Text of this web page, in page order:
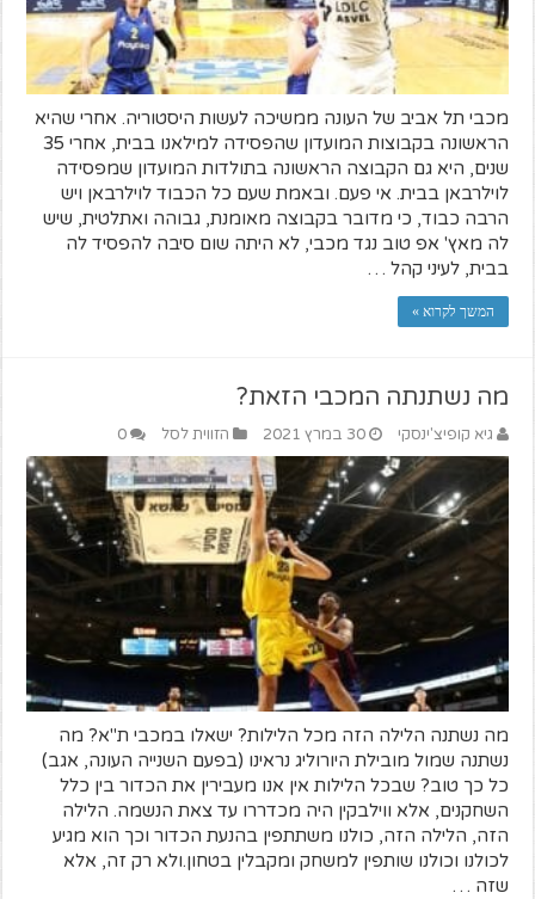
מכבי תל אביב של העונה ממשיכה לעשות היסטוריה. אחרי שהיא
הראשונה בקבוצות המועדון שהפסידה למילאנו בבית, אחרי 35
שנים, היא גם הקבוצה הראשונה בתולדות המועדון שמפסידה
לוילרבאן בבית. אי פעם. ובאמת שעם כל הכבוד לוילרבאן ויש
הרבה כבוד, כי מדובר בקבוצה מאומנת, גבוהה ואתלטית, שיש
לה מאץ' אפ טוב נגד מכבי, לא היתה שום סיבה להפסיד לה
בבית, לעיני קהל …
המשך לקרוא »
מה נשתנתה המכבי הזאת?
גיא קופיצ'ינסקי 30 במרץ 2021 הזווית לסל 0
מה נשתנה הלילה הזה מכל הלילות? ישאלו במכבי ת"א? מה
נשתנה שמול מובילת היורוליג נראינו (בפעם השנייה העונה, אגב)
כל כך טוב? שבכל הלילות אין אנו מעבירין את הכדור בין כלל
השחקנים, אלא ווילבקין היה מכדררו עד צאת הנשמה. הלילה
הזה, הלילה הזה, כולנו משתתפין בהנעת הכדור וכך הוא מגיע
לכולנו וכולנו שותפין למשחק ומקבלין בטחון.ולא רק זה, אלא
שזה …